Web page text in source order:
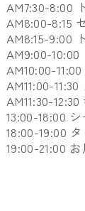
AM7:30-8:00
AM8:00-8:15
AM8:15-9:00
AM9:00-
AM10:00-
AM11:00-
AM11:30-
13:00-18:00
18:00-19:00
19:00-21:00